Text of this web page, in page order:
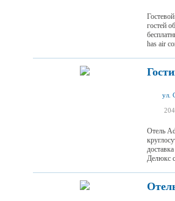
гостей
has air
ул.
Отель
Делюкс